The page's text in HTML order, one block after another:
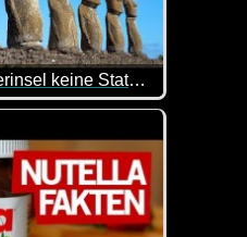
Warum auf der Osterinsel keine Statuen mehr errichtet wurden
was lernen. Sehr